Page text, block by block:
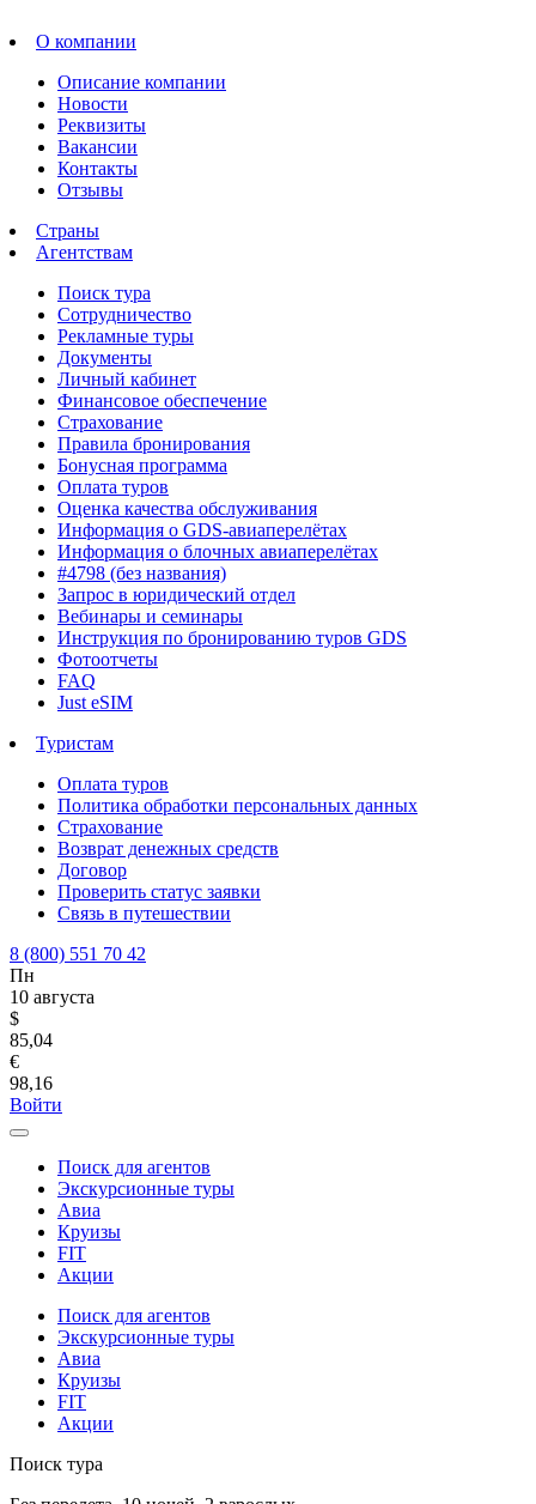
О компании
Описание компании
Новости
Реквизиты
Вакансии
Контакты
Отзывы
Страны
Агентствам
Поиск тура
Сотрудничество
Рекламные туры
Документы
Личный кабинет
Финансовое обеспечение
Страхование
Правила бронирования
Бонусная программа
Оплата туров
Оценка качества обслуживания
Информация о GDS-авиаперелётах
Информация о блочных авиаперелётах
#4798 (без названия)
Запрос в юридический отдел
Вебинары и семинары
Инструкция по бронированию туров GDS
Фотоотчеты
FAQ
Just eSIM
Туристам
Оплата туров
Политика обработки персональных данных
Страхование
Возврат денежных средств
Договор
Проверить статус заявки
Связь в путешествии
8 (800) 551 70 42
Пн
10 августа
$
85,04
€
98,16
Войти
Поиск для агентов
Экскурсионные туры
Авиа
Круизы
FIT
Акции
Поиск для агентов
Экскурсионные туры
Авиа
Круизы
FIT
Акции
Поиск тура